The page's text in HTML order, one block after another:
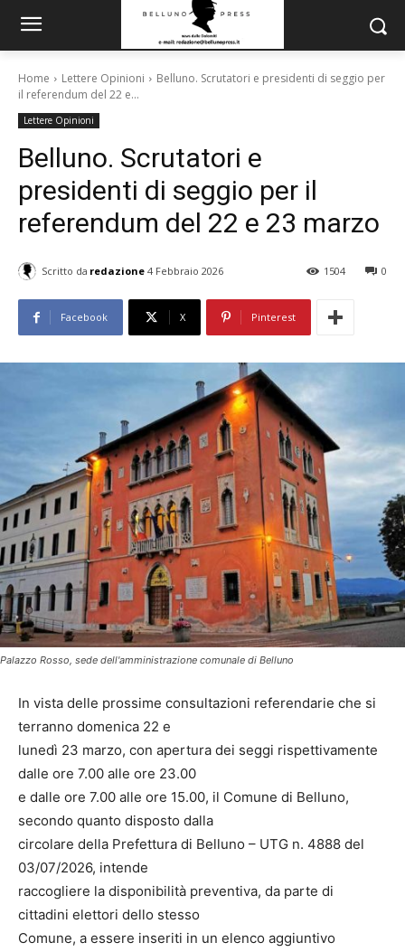
Home Lettere Opinioni
Belluno. Scrutatori e presidenti di seggio per
il referendum del 22 e...
Lettere Opinioni
Belluno. Scrutatori e
presidenti di seggio per il
referendum del 22 e 23 marzo
Scritto da redazione 4 Febbraio 2026 0
1504
Facebook X Pinterest
Palazzo Rosso, sede dell'amministrazione comunale di Belluno
In vista delle prossime consultazioni referendarie che si
terranno domenica 22 e
lunedì 23 marzo, con apertura dei seggi rispettivamente
dalle ore 7.00 alle ore 23.00
e dalle ore 7.00 alle ore 15.00, il Comune di Belluno,
secondo quanto disposto dalla
circolare della Prefettura di Belluno – UTG n. 4888 del
03/07/2026, intende
raccogliere la disponibilità preventiva, da parte di
cittadini elettori dello stesso
Comune, a essere inseriti in un elenco aggiuntivo